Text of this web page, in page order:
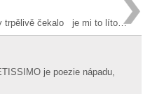
trpělivě čekalo je mi to líto…
je poezie nápadu,